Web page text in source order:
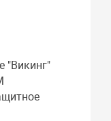
"Викинг"